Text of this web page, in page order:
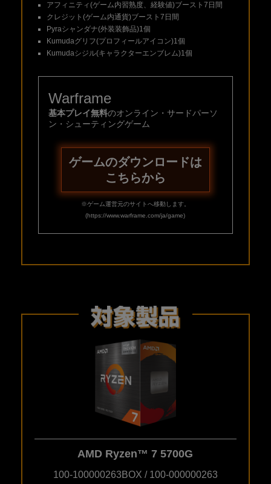
アフィニティ(ゲーム内習熟度、経験値)ブースト7日間
クレジット(ゲーム内通貨)ブースト7日間
Pyraシャンダナ(外装装飾品)1個
Kumudaグリフ(プロフィールアイコン)1個
Kumudaシジル(キャラクターエンブレム)1個
Warframe
基本プレイ無料のオンライン・サードパーソ
ン・シューティングゲーム
ゲームのダウンロードは
こちらから
※ゲーム運営元のサイトへ移動します。
(https://www.warframe.com/ja/game)
AMD Ryzen™ 7 5700G
100-100000263BOX / 100-000000263